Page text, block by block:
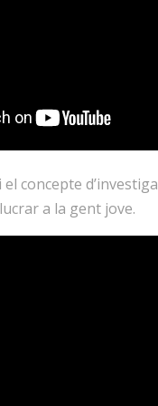
el concepte
a la gent jove.